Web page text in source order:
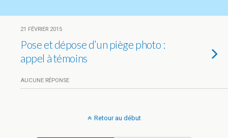
21 FÉVRIER 2015
Pose et dépose d’un piège photo :
appel à témoins
AUCUNE RÉPONSE
Retour au début